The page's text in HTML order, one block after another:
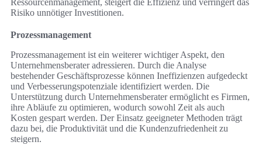
Ressourcenmanagement, steigert die Effizienz und verringert das
Risiko unnötiger Investitionen.
Prozessmanagement
Prozessmanagement ist ein weiterer wichtiger Aspekt, den
Unternehmensberater adressieren. Durch die Analyse
bestehender Geschäftsprozesse können Ineffizienzen aufgedeckt
und Verbesserungspotenziale identifiziert werden. Die
Unterstützung durch Unternehmensberater ermöglicht es Firmen,
ihre Abläufe zu optimieren, wodurch sowohl Zeit als auch
Kosten gespart werden. Der Einsatz geeigneter Methoden trägt
dazu bei, die Produktivität und die Kundenzufriedenheit zu
steigern.